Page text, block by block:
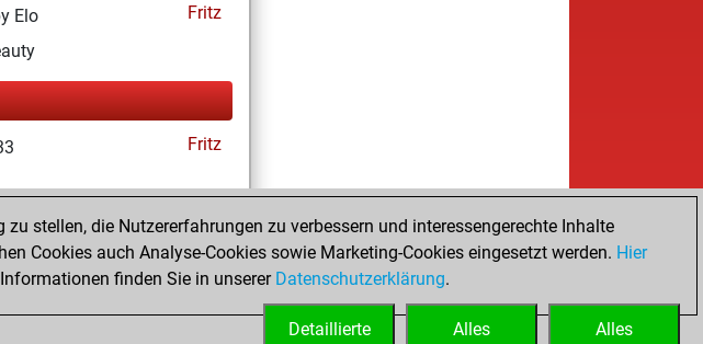
Elo
Fritz
Fritz
Fritz
stellen, die Nutzererfahrungen zu verbessern und interessengerechte Inhalte
Cookies auch Analyse-Cookies sowie Marketing-Cookies eingesetzt werden. Hier
finden Sie in unserer Datenschutzerklärung.
Alles
Alles
Detaillierte